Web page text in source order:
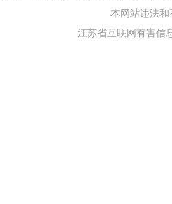
本网站违法
江苏省互联网有害